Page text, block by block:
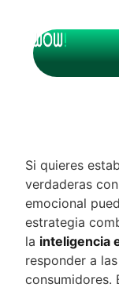
Si quieres
verdaderas
emocional
estrategia
la inteligencia
responder a
consumidores.